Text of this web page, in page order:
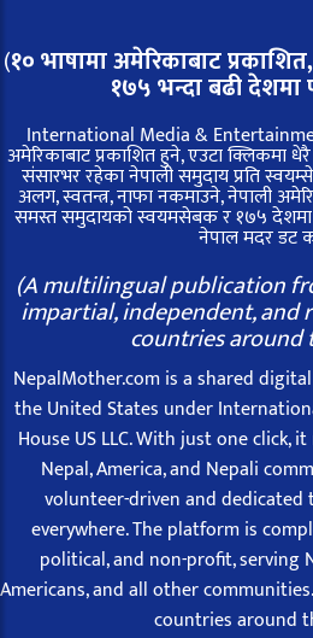
(१० भाषामा अमेरिकाबाट प्रकाशित,
१७५ भन्दा बढी देशमा
International Media &
अमेरिकाबाट प्रकाशित हुने, एउटा क्लिकमा
संसारभर रहेका नेपाली समुदाय प्रति
अलग, स्वतन्त्र, नाफा नकमाउने, नेपाली
समस्त समुदायको स्वयमसेबक र १७५ देशमा
नेपाल मदर डट
(A multilingual publication
impartial, independent, and
countries around
NepalMother.com is a shared
the United States under
House US LLC. With just one click,
Nepal, America, and Nepali
volunteer-driven and
everywhere. The platform is
political, and non-profit, serving
Americans, and all other
countries around